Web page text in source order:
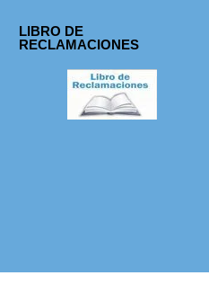
LIBRO DE
RECLAMACIONES